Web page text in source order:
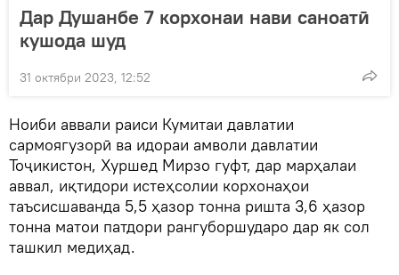
Дар Душанбе 7 корхонаи нави саноатӣ
кушода шуд
31 октябри 2023, 12:52
Ноиби аввали раиси Кумитаи давлатии
сармоягузорӣ ва идораи амволи давлатии
Тоҷикистон, Хуршед Мирзо гуфт, дар марҳалаи
аввал, иқтидори истеҳсолии корхонаҳои
таъсисшаванда 5,5 ҳазор тонна ришта 3,6 ҳазор
тонна матои патдори рангуборшударо дар як сол
ташкил медиҳад.